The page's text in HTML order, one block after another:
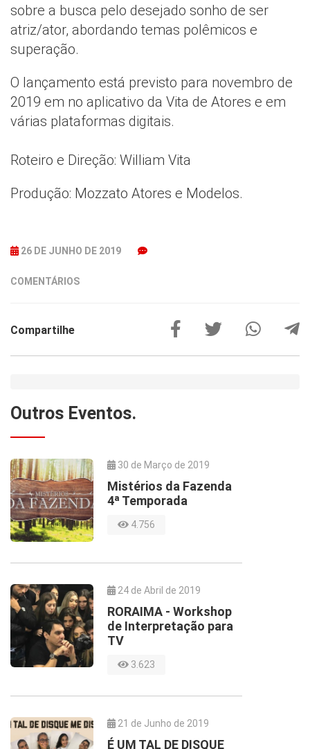
sobre a busca pelo desejado sonho de ser
atriz/ator, abordando temas polêmicos e
superação.
O lançamento está previsto para novembro de
2019 em no aplicativo da Vita de Atores e em
várias plataformas digitais.
Roteiro e Direção: William Vita
Produção: Mozzato Atores e Modelos.
26 DE JUNHO DE 2019
COMENTÁRIOS
Compartilhe
Outros Eventos.
30 de Março de 2019
Mistérios da Fazenda
4ª Temporada
4.756
24 de Abril de 2019
RORAIMA - Workshop
de Interpretação para
TV
3.623
21 de Junho de 2019
É UM TAL DE DISQUE